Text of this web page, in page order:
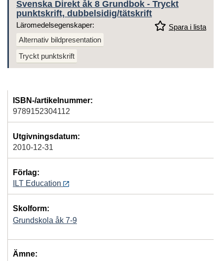
Svenska Direkt åk 8 Grundbok - Tryckt
punktskrift, dubbelsidig/tätskrift
Spara i lista
Läromedelsegenskaper:
Alternativ bildpresentation
Tryckt punktskrift
ISBN-/artikelnummer:
9789152304112
Utgivningsdatum:
2010-12-31
Förlag:
ILT Education
Skolform:
Grundskola åk 7-9
Ämne: